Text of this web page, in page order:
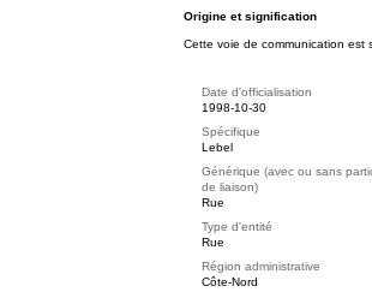
Origine et signification
Cette voie de communication est
Date d'officialisation
1998-10-30
Spécifique
Lebel
Générique (avec ou sans
de liaison)
Rue
Type d'entité
Rue
Région administrative
Côte-Nord